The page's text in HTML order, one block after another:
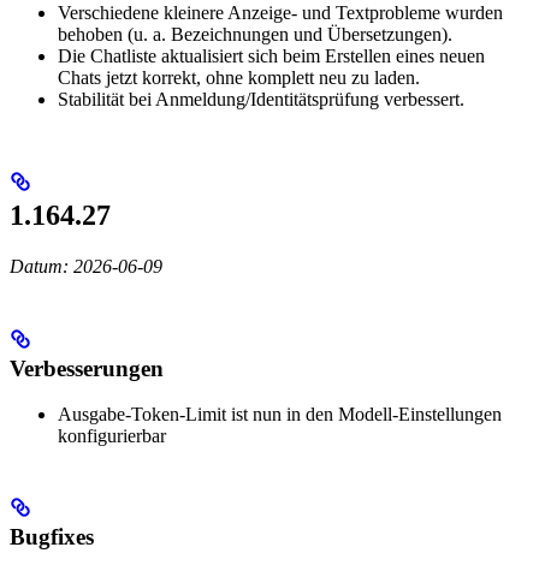
Verschiedene kleinere Anzeige- und Textprobleme wurden
behoben (u. a. Bezeichnungen und Übersetzungen).
Die Chatliste aktualisiert sich beim Erstellen eines neuen
Chats jetzt korrekt, ohne komplett neu zu laden.
Stabilität bei Anmeldung/Identitätsprüfung verbessert.
1.164.27
Datum: 2026-06-09
Verbesserungen
Ausgabe-Token-Limit ist nun in den Modell-Einstellungen
konfigurierbar
Bugfixes